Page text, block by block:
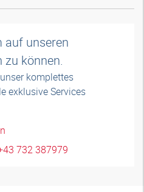
auf unseren
zu können.
komplettes
exklusive Services
732 387979